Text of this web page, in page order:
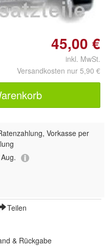
45,00 €
inkl. MwSt.
Versandkosten nur 5,90 €
Vorkasse per
Teilen
& Rückgabe